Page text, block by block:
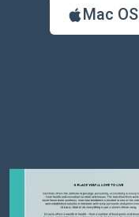
Mac OS